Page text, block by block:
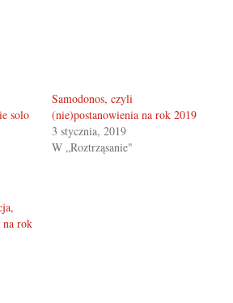
solo
Samodonos, czyli
(nie)postanowienia na rok 2019
3 stycznia, 2019
W „Roztrząsanie"
na rok